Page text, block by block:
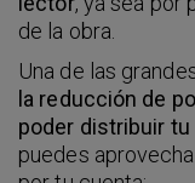
de la obra.
Una de las
la reducción de
poder distribuir tu
puedes